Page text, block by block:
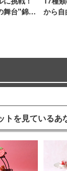
舞台"錦糸
から自
トを見ているあ